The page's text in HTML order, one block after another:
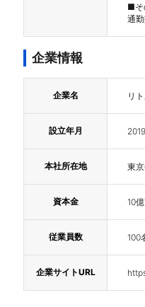
■そ
通
企業情報
企業名 リ
設立年月
本社所在地 東
資本金 10
従業員数 100
企業サイトURL